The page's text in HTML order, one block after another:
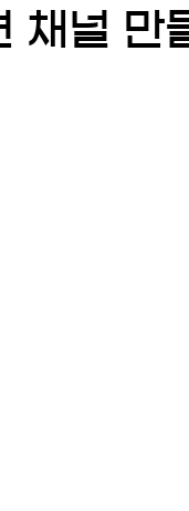
채널